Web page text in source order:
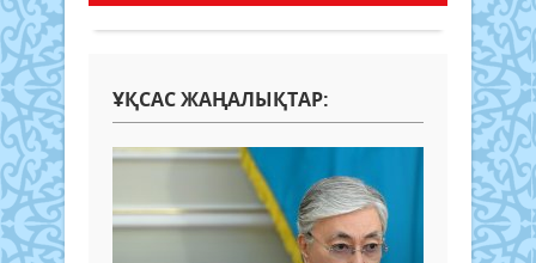
ҰҚСАС ЖАҢАЛЫҚТАР: